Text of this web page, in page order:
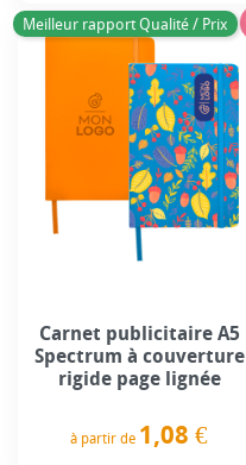
Meilleur rapport Qualité / Prix
Carnet publicitaire A5
Spectrum à couverture
rigide page lignée
à partir de 1,08 €